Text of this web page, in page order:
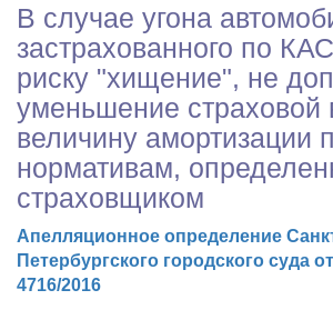
В случае угона
застрахованного по
риску "хищение", не
уменьшение страховой
величину амортизации
нормативам,
страховщиком
Апелляционное определение
Петербургского городского суда
4716/2016